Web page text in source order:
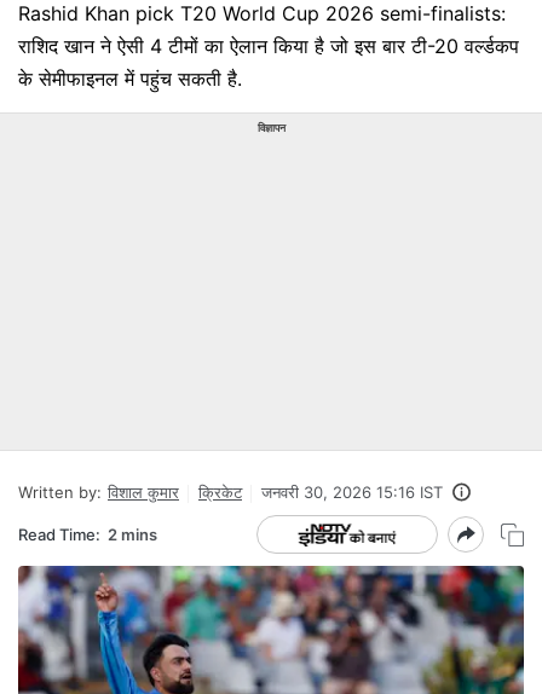
Rashid Khan pick T20 World Cup 2026 semi-finalists:
राशिद खान ने ऐसी 4 टीमों का ऐलान किया है जो इस बार टी-20 वर्ल्डकप
के सेमीफाइनल में पहुंच सकती है.
विज्ञापन
Written by: विशाल कुमार क्रिकेट जनवरी 30, 2026 15:16 IST
Read Time: 2 mins